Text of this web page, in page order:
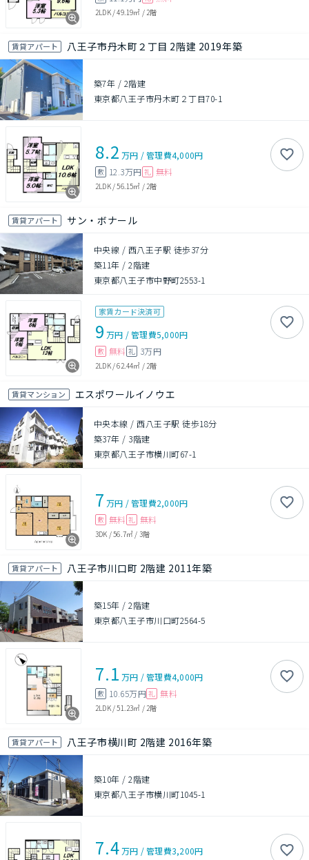
2LDK/49.19㎡ / 2階
賃貸アパート 八王子市丹木町２丁目 2階建 2019年築
築7年 / 2階建
東京都八王子市丹木町２丁目70-1
8.2 万円 /管理費4,000円
敷 12.3万円 礼 無料
2LDK/56.15㎡ / 2階
賃貸アパート サン・ボナール
中央線 / 西八王子駅 徒歩37分
築11年 /2階建
東京都八王子市中野町2553-1
家賃カード決済可
9 万円 /管理費5,000円
敷 無料 礼 3万円
2LDK/62.44㎡ /2階
賃貸マンション エスポワールイノウエ
中央本線 / 西八王子駅 徒歩18分
築37年 / 3階建
東京都八王子市横川町67-1
7 万円 /管理費2,000円
敷 無料 礼 無料
3DK /56.7㎡ / 3階
賃貸アパート 八王子市川口町 2階建 2011年築
築15年 /2階建
東京都八王子市川口町2564-5
7.1 万円 /管理費4,000円
敷 10.65万円 礼 無料
2LDK/51.23㎡ / 2階
賃貸アパート 八王子市横川町 2階建 2016年築
築10年 /2階建
東京都八王子市横川町1045-1
7.4万円 /管理費3,200円